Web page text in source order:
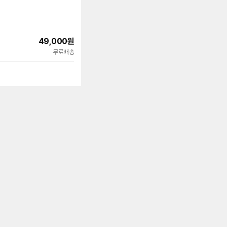
49,000원
무료배송